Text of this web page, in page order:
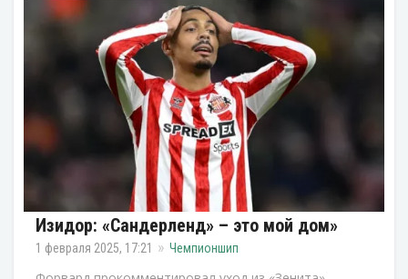
Изидор: «Сандерленд» – это мой дом»
1 февраля 2025, 17:21 Чемпионшип